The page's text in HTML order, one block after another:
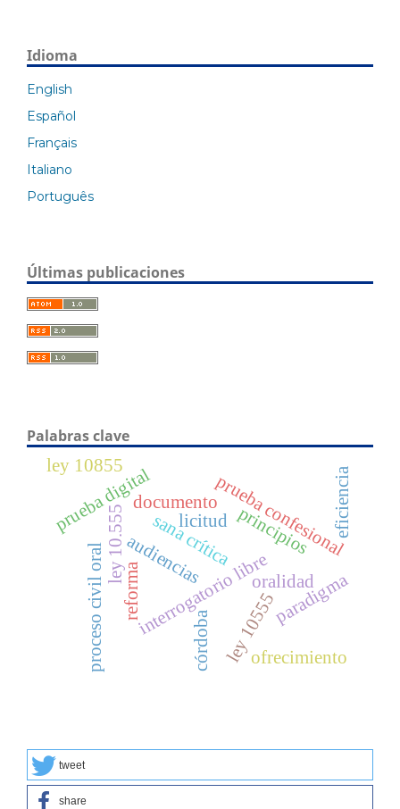
Idioma
English
Español
Français
Italiano
Português
Últimas publicaciones
Palabras clave
principios
oralidad
audiencias
ley 10.555
interrogatorio libre
proceso civil oral
prueba confesional
sana crítica
prueba digitaldocumento
licitud
ley 10555
ley 10855
córdoba
paradigma
ofrecimiento
reforma
eficiencia
tweet
share